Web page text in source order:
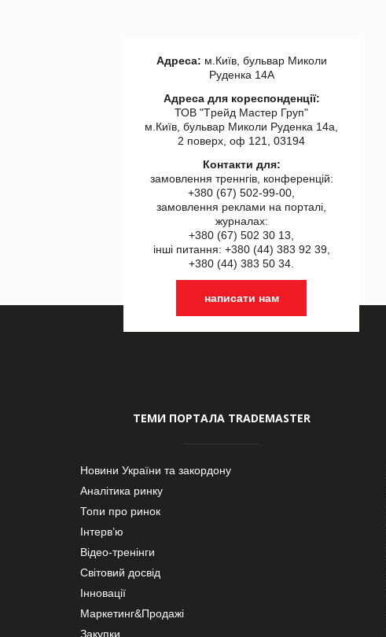
Адреса: м.Київ, бульвар Миколи
Руденка 14А
Адреса для кореспонденції:
ТОВ "Tрейд Мастер Груп"
м.Київ, бульвар Миколи Руденка 14а,
2 поверх, оф 121, 03194
Контакти для:
замовлення треннгів, конференцій:
+380 (67) 502-99-00,
замовлення реклами на порталі,
журналах:
+380 (67) 502 30 13,
інші питання: +380 (44) 383 92 39,
+380 (44) 383 50 34.
написати нам
ТЕМИ ПОРТАЛА TRADEMASTER
Новини України та закордону
Аналітика ринку
Топи про ринок
Інтерв’ю
Відео-тренінги
Світовий досвід
Інновації
Маркетинг&Продажі
Закупки